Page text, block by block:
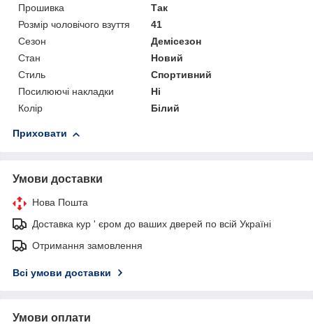
Прошивка
Так
Розмір чоловічого взуття
41
Сезон
Демісезон
Стан
Новий
Стиль
Спортивний
Посилюючі накладки
Ні
Колір
Білий
Приховати
Умови доставки
Нова Пошта
Доставка кур ' єром до ваших дверей по всій Україні
Отримання замовлення
Всі умови доставки
Умови оплати